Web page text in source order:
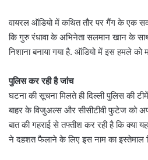
वायरल ऑडियो में कथित तौर पर गैंग के एक
कि गुरु रंधावा के अभिनेता सलमान खान के
निशाना बनाया गया है. ऑडियो में इस हमले
पुलिस कर रही है जांच
घटना की सूचना मिलते ही दिल्ली पुलिस की
बाहर के विजुअल्स और सीसीटीवी फुटेज को
बात की गहराई से तफ्तीश कर रही है कि क्या
ने दहशत फैलाने के लिए इस नाम का इस्तेमाल